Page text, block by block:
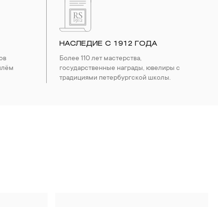
НАСЛЕДИЕ С 1912 ГОДА
Более 110 лет мастерства,
государственные награды, ювелиры с
традициями петербургской школы.